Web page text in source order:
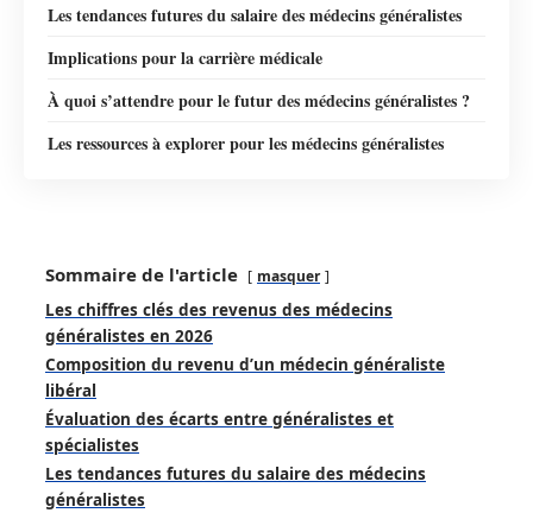
Les tendances futures du salaire des médecins généralistes
Implications pour la carrière médicale
À quoi s’attendre pour le futur des médecins généralistes ?
Les ressources à explorer pour les médecins généralistes
Sommaire de l'article masquer
Les chiffres clés des revenus des médecins
généralistes en 2026
Composition du revenu d’un médecin généraliste
libéral
Évaluation des écarts entre généralistes et
spécialistes
Les tendances futures du salaire des médecins
généralistes